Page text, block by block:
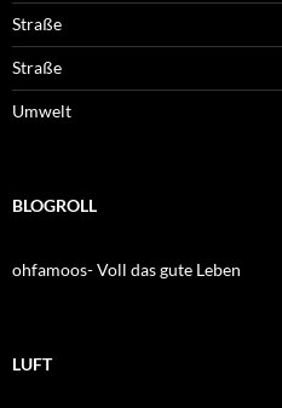
Straße
Straße
Umwelt
BLOGROLL
ohfamoos- Voll das gute Leben
LUFT